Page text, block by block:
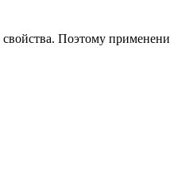
Поэтому